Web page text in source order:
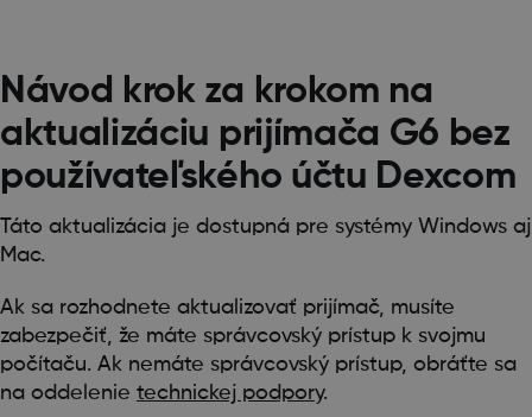
Návod krok za krokom na
aktualizáciu prijímača G6 bez
používateľského účtu Dexcom
Táto aktualizácia je dostupná pre systémy Windows aj
Mac.
Ak sa rozhodnete aktualizovať prijímač, musíte
zabezpečiť, že máte správcovský prístup k svojmu
počítaču. Ak nemáte správcovský prístup, obráťte sa
na oddelenie technickej podpory.